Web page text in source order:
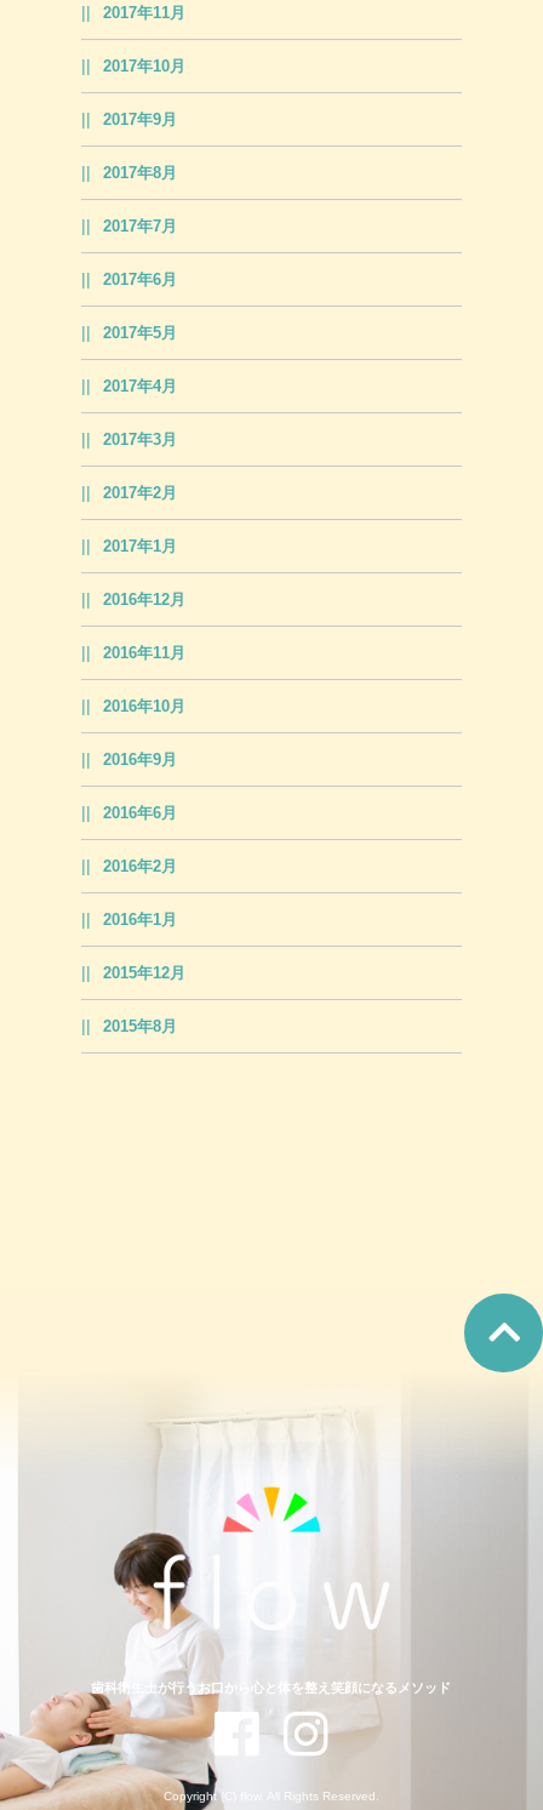
2017年11月
2017年10月
2017年9月
2017年8月
2017年7月
2017年6月
2017年5月
2017年4月
2017年3月
2017年2月
2017年1月
2016年12月
2016年11月
2016年10月
2016年9月
2016年6月
2016年2月
2016年1月
2015年12月
2015年8月
歯科衛生士が行うお口から心と体を整え笑顔になるメソッド
Copyright (C) flow. All Rights Reserved.